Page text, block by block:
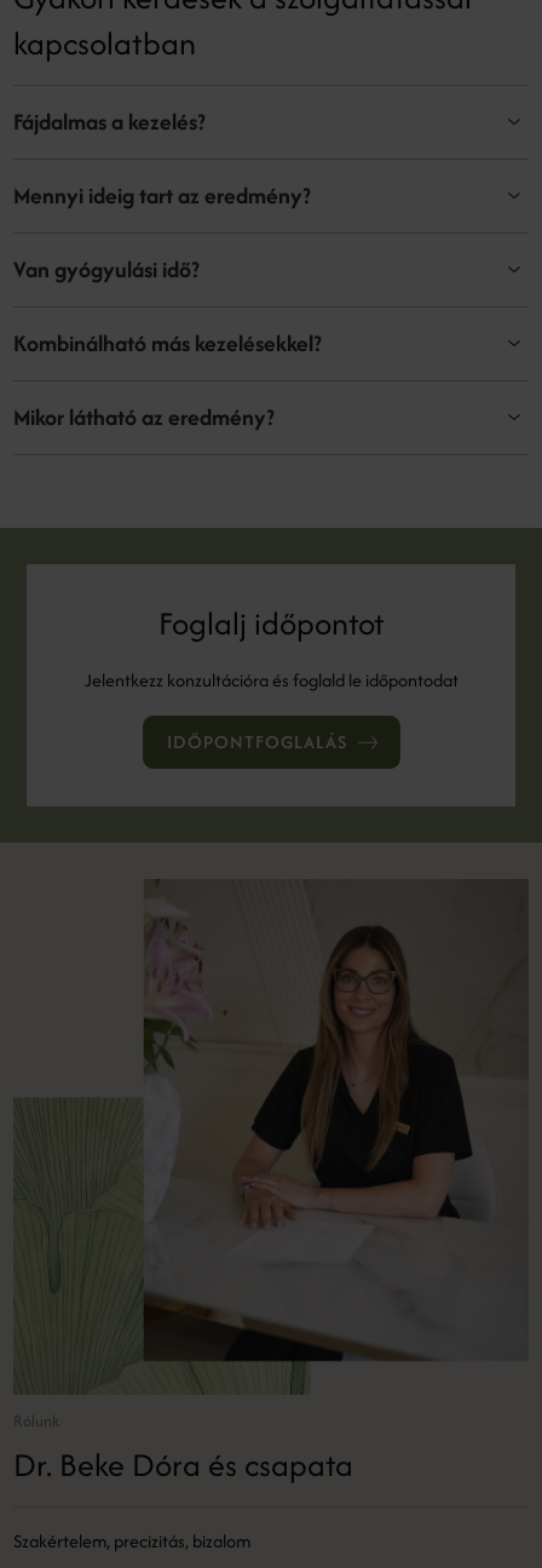
kapcsolatban
Fájdalmas a kezelés?
Mennyi ideig tart az eredmény?
Van gyógyulási idő?
Kombinálható más kezelésekkel?
Mikor látható az eredmény?
Foglalj időpontot
Jelentkezz konzultációra és foglald le időpontodat
IDŐPONTFOGLALÁS
Rólunk
Dr. Beke Dóra és csapata
Szakértelem, precizitás, bizalom